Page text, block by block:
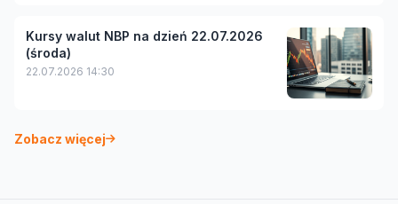
Kursy walut NBP na dzień 22.07.2026
(środa)
22.07.2026 14:30
Zobacz więcej